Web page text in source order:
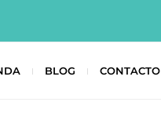
BLOG CONTACTO